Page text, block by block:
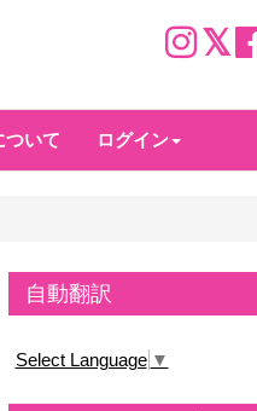
ついて ログイン
自動翻訳
Select Language ▼